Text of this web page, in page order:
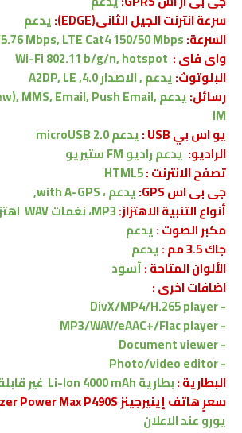
سرعة انترنت الجيل الثانى(EDGE):
يدعم
السرعة:Mbps, LTE Cat4 150/50 Mbps
واى فاى : Wi-Fi 802.11 b/g/n, hotspot
البلوتوث:يدعم , الاصدار4.0, A2DP, LE
رسائل:يدعمMMS, Email, Push Email,
IM
يو اس بي USB :
يدعمmicroUSB 2.0
الراديو: يدعم راديو FM ستيريو
تصفح الانترنت :HTML5
جى بى اس GPS:
يدعم ،with A-GPS,
أنواع التنبية الاهتزاز:
مكبر الصوت :يدعم
جاك 3.5 مم :
يدعم
الألوان المتاحة :أسود
اضافات اخرى :
-
DivX/MP4/H.265 player
-
MP3/WAV/eAAC+/Flac player
- Document viewer
- Photo/video editor
البطارية :بطارية Li-Ion 4000 mAh
غير
سعرٍ هاتف إينيرجينز Energizer Power Max P490S :
يوروعند الاعلان